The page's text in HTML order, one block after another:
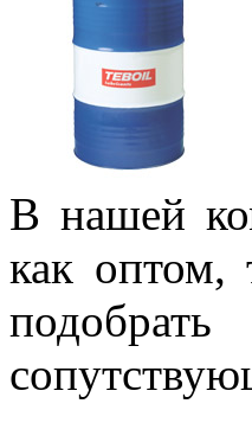
В нашей
как